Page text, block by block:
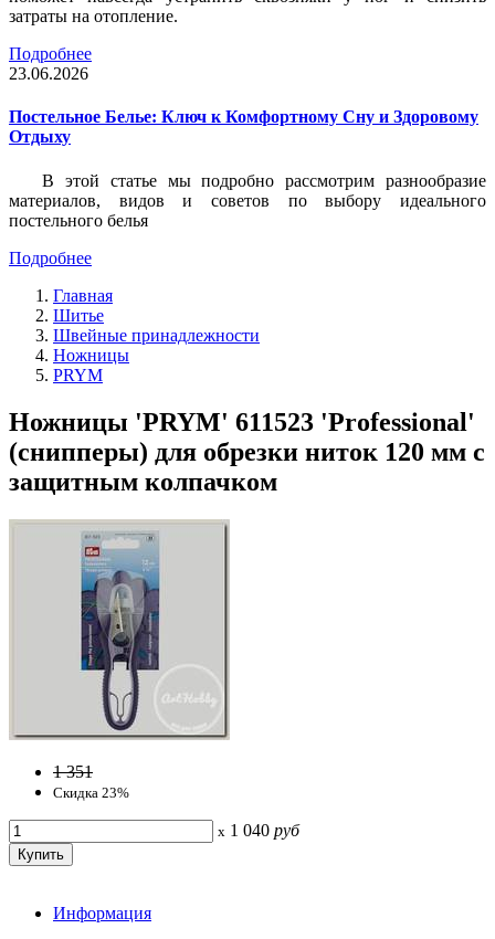
затраты на отопление.
Подробнее
23.06.2026
Постельное Белье: Ключ к Комфортному Сну и Здоровому
Отдыху
В этой статье мы подробно рассмотрим разнообразие
материалов, видов и советов по выбору идеального
постельного белья
Подробнее
Главная
Шитье
Швейные принадлежности
Ножницы
PRYM
Ножницы 'PRYM' 611523 'Professional'
(снипперы) для обрезки ниток 120 мм с
защитным колпачком
1 351
Скидка 23%
x 1 040 руб
Информация